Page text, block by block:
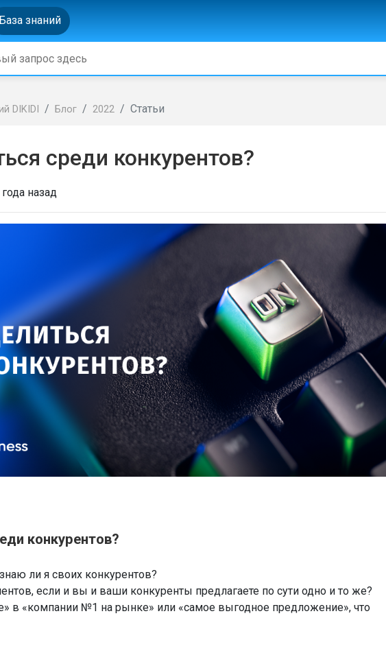
База знаний
DIKIDI Блог 2022 Статьи
среди конкурентов?
назад
конкурентов?
ли я своих конкурентов?
если и вы и ваши конкуренты предлагаете по сути одно и то же?
в «компании №1 на рынке» или «самое выгодное предложение», что